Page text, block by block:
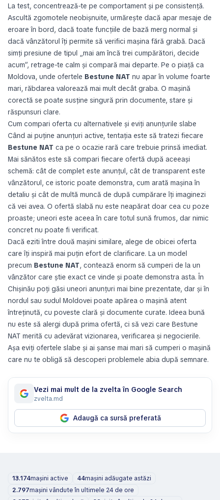
La test, concentrează-te pe comportament și pe consistență.
Ascultă zgomotele neobișnuite, urmărește dacă apar mesaje de
eroare în bord, dacă toate funcțiile de bază merg normal și
dacă vânzătorul îți permite să verifici mașina fără grabă. Dacă
simți presiune de tipul „mai am încă trei cumpărători, decide
acum”, retrage-te calm și compară mai departe. Pe o piață ca
Moldova, unde ofertele Bestune NAT nu apar în volume foarte
mari, răbdarea valorează mai mult decât graba. O mașină
corectă se poate susține singură prin documente, stare și
răspunsuri clare.
Cum compari oferta cu alternativele și eviți anunțurile slabe
Când ai puține anunțuri active, tentația este să tratezi fiecare
Bestune NAT ca pe o ocazie rară care trebuie prinsă imediat.
Mai sănătos este să compari fiecare ofertă după aceeași
schemă: cât de complet este anunțul, cât de transparent este
vânzătorul, ce istoric poate demonstra, cum arată mașina în
detaliu și cât de multă muncă de după cumpărare îți imaginezi
că vei avea. O ofertă slabă nu este neapărat doar cea cu poze
proaste; uneori este aceea în care totul sună frumos, dar nimic
concret nu poate fi verificat.
Dacă eziti între două mașini similare, alege de obicei oferta
care îți inspiră mai puțin efort de clarificare. La un model
precum Bestune NAT, contează enorm să cumperi de la un
vânzător care știe exact ce vinde și poate demonstra asta. În
Chișinău poți găsi uneori anunțuri mai bine prezentate, dar și în
nordul sau sudul Moldovei poate apărea o mașină atent
întreținută, cu poveste clară și documente curate. Ideea bună
nu este să alergi după prima ofertă, ci să vezi care Bestune
NAT merită cu adevărat vizionarea, verificarea și negocierile.
Așa eviți ofertele slabe și ai șanse mai mari să cumperi o mașină
care nu te obligă să descoperi problemele abia după semnare.
Vezi mai mult de la zvelta în Google Search
zvelta.md
Adaugă ca sursă preferată
13.174mașini active 44mașini adăugate astăzi
2.797mașini vândute în ultimele 24 de ore